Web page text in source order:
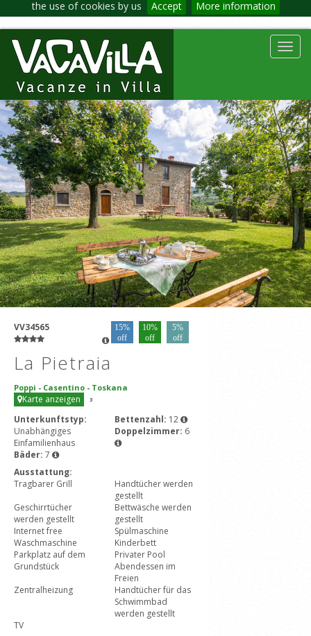
the use of cookies by us Accept More information
VV34565
15%
off
10%
off
5%
off
La Pietraia
Poppi - Casentino - Toskana
Karte anzeigen 3
Unterkunftstyp:
Unabhängiges
Einfamilienhaus
Bettenzahl: 12
Doppelzimmer: 6
Bäder: 7
Ausstattung:
Tragbarer Grill
Handtücher werden
gestellt
Geschirrtücher
werden gestellt
Bettwäsche werden
gestellt
Internet free
Spülmaschine
Waschmaschine
Kinderbett
Parkplatz auf dem
Grundstück
Privater Pool
Abendessen im
Freien
Zentralheizung
Handtücher für das
Schwimmbad
werden gestellt
TV